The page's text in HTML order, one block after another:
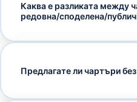
Каква е разликата между
редовна/споделена/
Предлагате ли чартъри